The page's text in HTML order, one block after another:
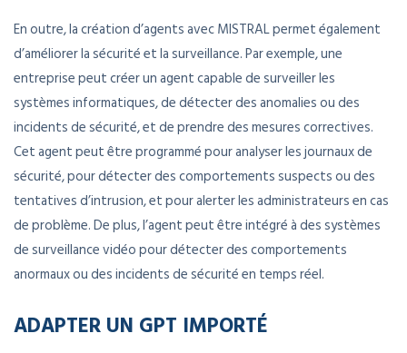
En outre, la création d’agents avec MISTRAL permet également
d’améliorer la sécurité et la surveillance. Par exemple, une
entreprise peut créer un agent capable de surveiller les
systèmes informatiques, de détecter des anomalies ou des
incidents de sécurité, et de prendre des mesures correctives.
Cet agent peut être programmé pour analyser les journaux de
sécurité, pour détecter des comportements suspects ou des
tentatives d’intrusion, et pour alerter les administrateurs en cas
de problème. De plus, l’agent peut être intégré à des systèmes
de surveillance vidéo pour détecter des comportements
anormaux ou des incidents de sécurité en temps réel.
ADAPTER UN GPT IMPORTÉ